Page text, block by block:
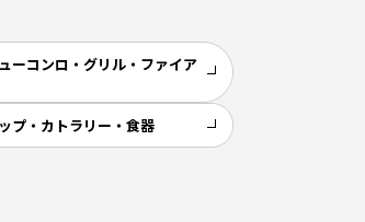
ーコンロ・グリル・ファイア
プ・カトラリー・食器